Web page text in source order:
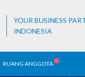
YOUR BUSINESS
INDONESIA
RUANG ANGGOTA